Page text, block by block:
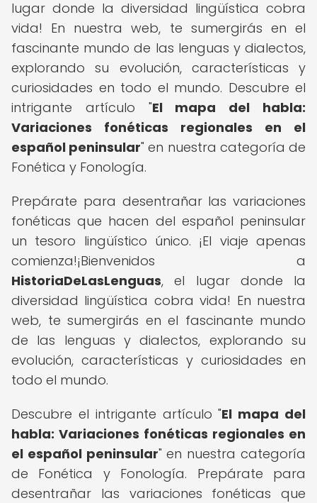
lugar donde la diversidad lingüística cobra
vida! En nuestra web, te sumergirás en el
fascinante mundo de las lenguas y dialectos,
explorando su evolución, características y
curiosidades en todo el mundo. Descubre el
intrigante artículo "El mapa del habla:
Variaciones fonéticas regionales en el
español peninsular" en nuestra categoría de
Fonética y Fonología.
Prepárate para desentrañar las variaciones
fonéticas que hacen del español peninsular
un tesoro lingüístico único. ¡El viaje apenas
comienza!¡Bienvenidos a
HistoriaDeLasLenguas, el lugar donde la
diversidad lingüística cobra vida! En nuestra
web, te sumergirás en el fascinante mundo
de las lenguas y dialectos, explorando su
evolución, características y curiosidades en
todo el mundo.
Descubre el intrigante artículo "El mapa del
habla: Variaciones fonéticas regionales en
el español peninsular" en nuestra categoría
de Fonética y Fonología. Prepárate para
desentrañar las variaciones fonéticas que